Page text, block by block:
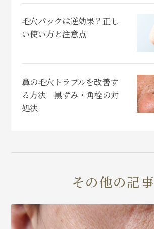
毛穴パックは逆効果？正し
い使い方と注意点
鼻の毛穴トラブルを改善す
る方法｜黒ずみ・角栓の対
処法
その他の記事